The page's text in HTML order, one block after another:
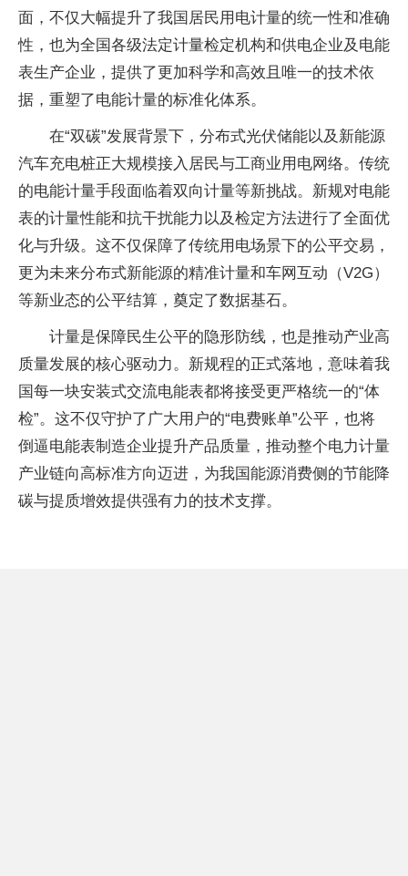
面，不仅大幅提升了我国居民用电计量的统一性和准确
性，也为全国各级法定计量检定机构和供电企业及电能
表生产企业，提供了更加科学和高效且唯一的技术依
据，重塑了电能计量的标准化体系。
在“双碳”发展背景下，分布式光伏储能以及新能源
汽车充电桩正大规模接入居民与工商业用电网络。传统
的电能计量手段面临着双向计量等新挑战。新规对电能
表的计量性能和抗干扰能力以及检定方法进行了全面优
化与升级。这不仅保障了传统用电场景下的公平交易，
更为未来分布式新能源的精准计量和车网互动（V2G）
等新业态的公平结算，奠定了数据基石。
计量是保障民生公平的隐形防线，也是推动产业高
质量发展的核心驱动力。新规程的正式落地，意味着我
国每一块安装式交流电能表都将接受更严格统一的“体
检”。这不仅守护了广大用户的“电费账单”公平，也将
倒逼电能表制造企业提升产品质量，推动整个电力计量
产业链向高标准方向迈进，为我国能源消费侧的节能降
碳与提质增效提供强有力的技术支撑。